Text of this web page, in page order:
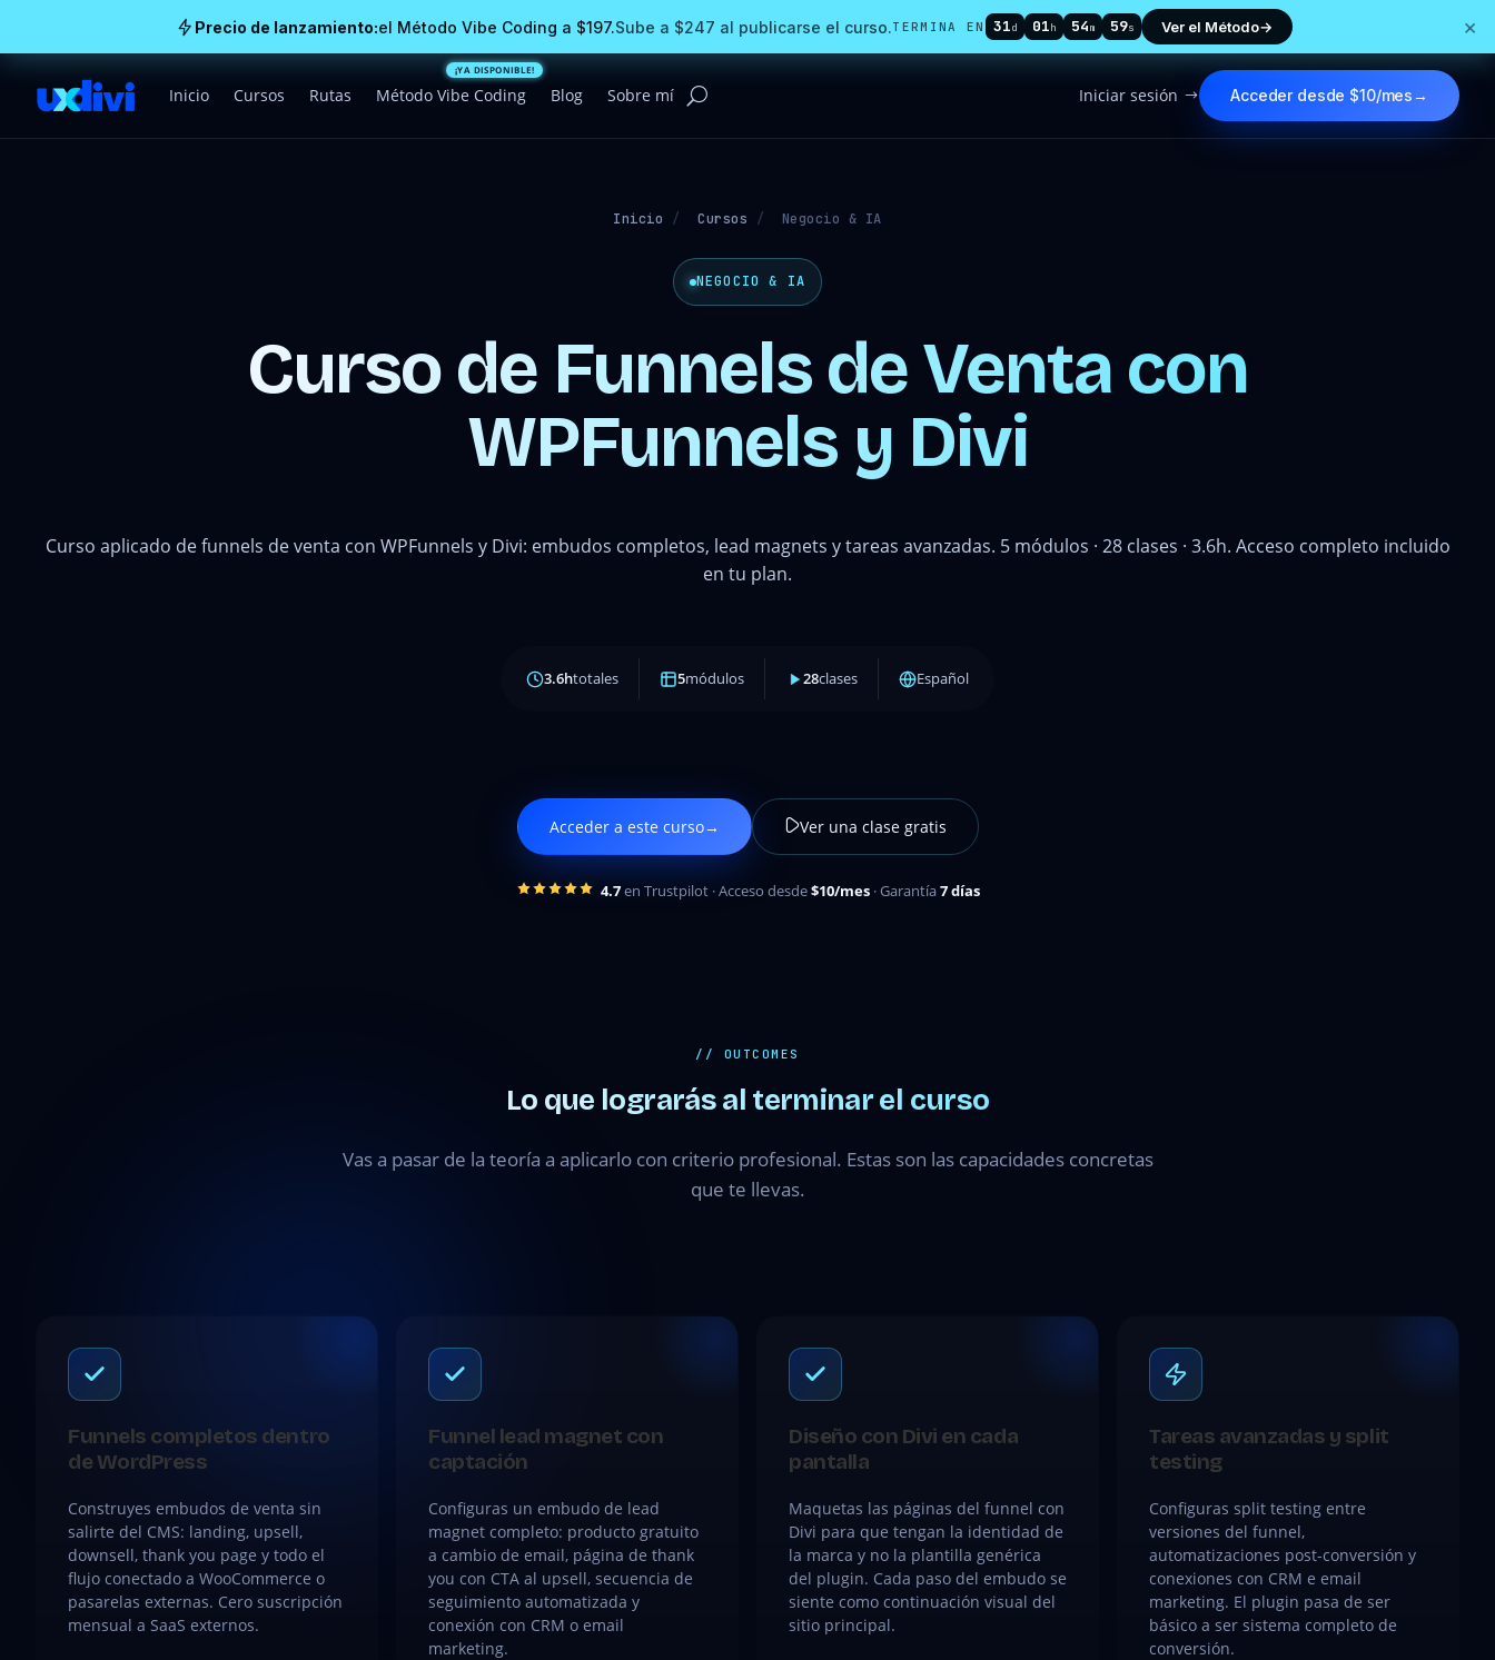
Precio de lanzamiento:el Método Vibe Coding a $197.Sube a $247 al publicarse el curso.TERMINA EN 31d 01h 54m 58s Ver el Método→ ×
Inicio Cursos Rutas Método Vibe Coding Blog Sobre mí $
Iniciar sesión Acceder desde $10/mes→
Inicio / Cursos / Negocio & IA
NEGOCIO & IA
Curso de Funnels de Venta con
WPFunnels y Divi
Curso aplicado de funnels de venta con WPFunnels y Divi: embudos completos, lead magnets y tareas avanzadas. 5 módulos · 28 clases · 3.6h. Acceso completo incluido
en tu plan.
3.6htotales 5módulos 28clases Español
Acceder a este curso→ Ver una clase gratis
4.7en Trustpilot · Acceso desde$10/mes· Garantía7 días
// OUTCOMES
Lo que lograrás al terminar el curso
Vas a pasar de la teoría a aplicarlo con criterio profesional. Estas son las capacidades concretas
que te llevas.
Funnels completos dentro
de WordPress
Construyes embudos de venta sin
salirte del CMS: landing, upsell,
downsell, thank you page y todo el
flujo conectado a WooCommerce o
pasarelas externas. Cero suscripción
mensual a SaaS externos.
Funnel lead magnet con
captación
Configuras un embudo de lead
magnet completo: producto gratuito
a cambio de email, página de thank
you con CTA al upsell, secuencia de
seguimiento automatizada y
conexión con CRM o email
marketing.
Diseño con Divi en cada
pantalla
Maquetas las páginas del funnel con
Divi para que tengan la identidad de
la marca y no la plantilla genérica
del plugin. Cada paso del embudo se
siente como continuación visual del
sitio principal.
Tareas avanzadas y split
testing
Configuras split testing entre
versiones del funnel,
automatizaciones post-conversión y
conexiones con CRM e email
marketing. El plugin pasa de ser
básico a ser sistema completo de
conversión.